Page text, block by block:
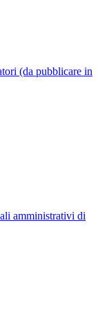
(da pubblicare in
amministrativi di